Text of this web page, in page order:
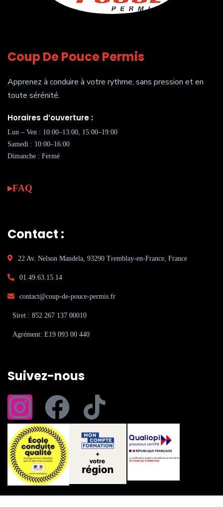
Coup De Pouce Permis
Apprenez à conduire à votre rythme, sans pression et en
toute sérénité.
Horaires d’ouverture :
Lun – Ven : 10:00–13:00, 15:00–19:00
Samedi : 10:00–16:00
Dimanche : Fermé
FAQ
Contact :
22 Av. Nelson Mandela, 93290 Tremblay-en-France, France
01.49.63.15.14
contact@coup-de-pouce-permis.fr
Siret : 852 267 137 00010
Agrément: E19 093 00 440
Suivez-nous